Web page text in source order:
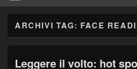
ARCHIVI TAG: FACE
Leggere il volto: hot